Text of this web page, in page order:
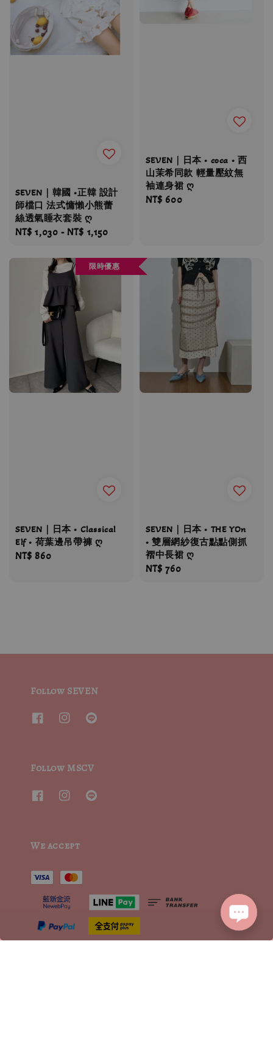
SEVEN｜韓國 •正韓 設計
師檔口 法式慵懶小熊蕾
絲透氣睡衣套裝 ღ
Regular
NT$ 1,030 -NT$ 1,150
SEVEN｜日本 • coca • 西
山茉希同款 輕量壓紋無
袖連身裙 ღ
Regular
NT$ 600
限時優惠
SEVEN｜日本 • Classical
Elf • 荷葉邊吊帶褲 ღ
Regular
NT$ 860
SEVEN｜日本 • THE YOn
• 雙層網紗復古點點側抓
褶中長裙 ღ
Regular
NT$ 760
Follow SEVEN
Follow MSCV
We accept